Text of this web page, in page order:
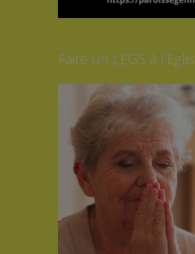
Faire un LEGS à